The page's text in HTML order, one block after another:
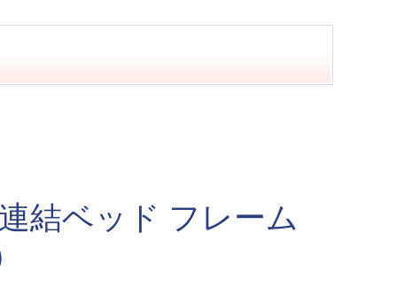
結ベッド フレーム